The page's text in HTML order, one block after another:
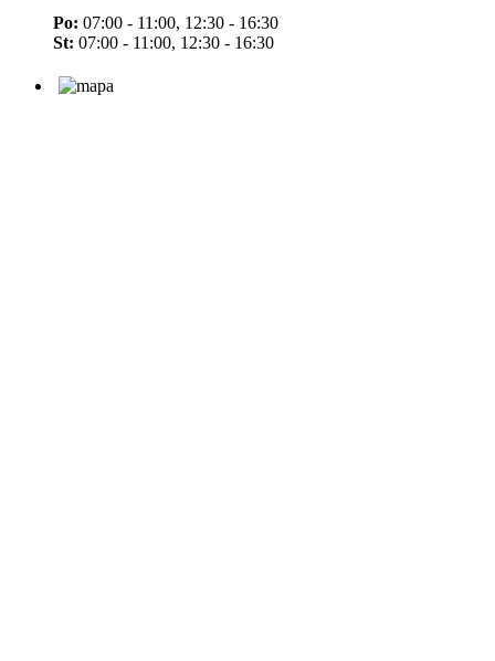
Po: 07:00 - 11:00, 12:30 - 16:30
St: 07:00 - 11:00, 12:30 - 16:30